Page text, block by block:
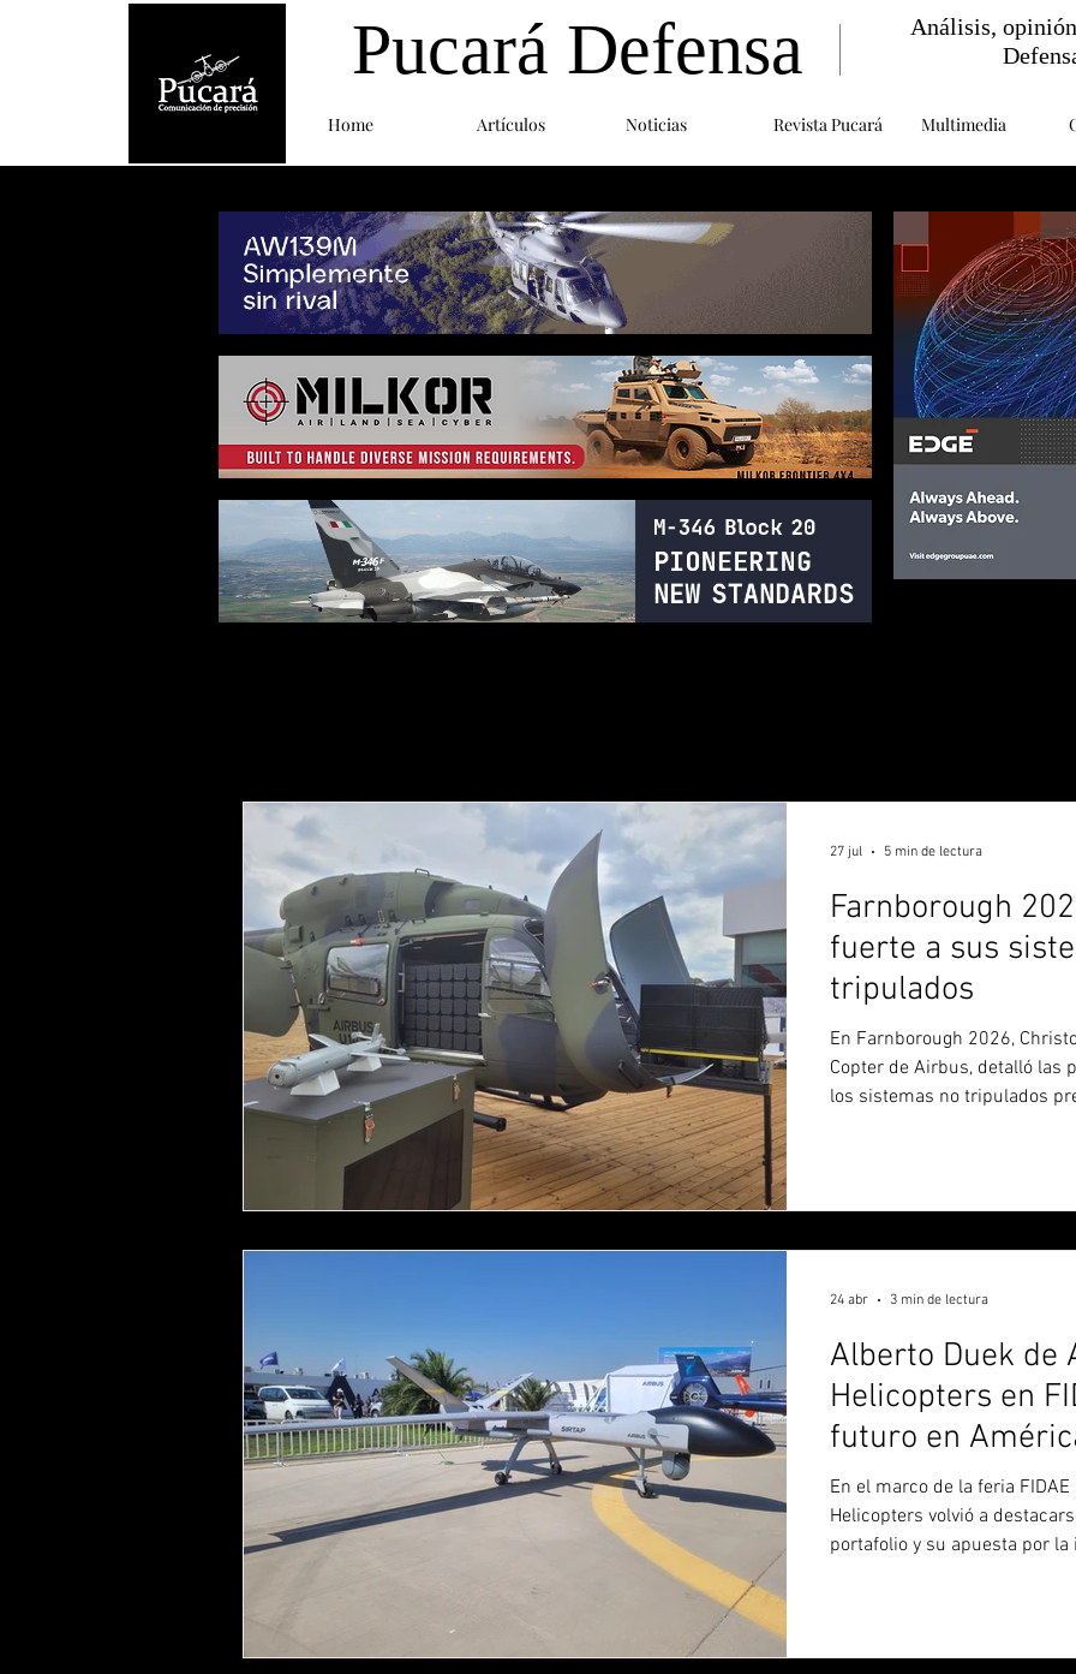
Home Artículos Noticias Revista Pucará Multimedia
Pucará Defensa
Análisis,
Farnborough
fuerte a sus
tripulados
En Farnborough 2026,
Copter de Airbus, detalló las
los sistemas no tripulados
combate. Entre Airbus
27 jul 5 min de lectura
Alberto Duek de
Helicopters en
futuro en
integración
drones”
En el marco de la feria
Helicopters volvió a
portafolio y su apuesta por la
versatilidad operativa. En
24 abr 3 min de lectura